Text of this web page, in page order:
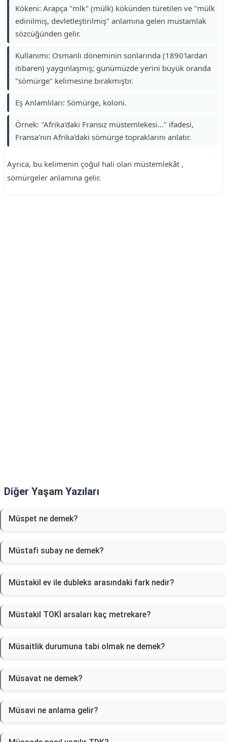
Kökeni: Arapça "mlk" (mülk) kökünden türetilen ve "mülk
edinilmiş, devletleştirilmiş" anlamına gelen mustamlak
sözcüğünden gelir.
Kullanımı: Osmanlı döneminin sonlarında (1890'lardan
itibaren) yaygınlaşmış; günümüzde yerini büyük oranda
"sömürge" kelimesine bırakmıştır.
Eş Anlamlıları: Sömürge, koloni.
Örnek: "Afrika'daki Fransız müstemlekesi..." ifadesi,
Fransa'nın Afrika'daki sömürge topraklarını anlatır.
Ayrıca, bu kelimenin çoğul hali olan müstemlekât ,
sömürgeler anlamına gelir.
Diğer Yaşam Yazıları
Müspet ne demek?
Müstafi subay ne demek?
Müstakil ev ile dubleks arasındaki fark nedir?
Müstakil TOKİ arsaları kaç metrekare?
Müsaitlik durumuna tabi olmak ne demek?
Müsavat ne demek?
Müsavi ne anlama gelir?